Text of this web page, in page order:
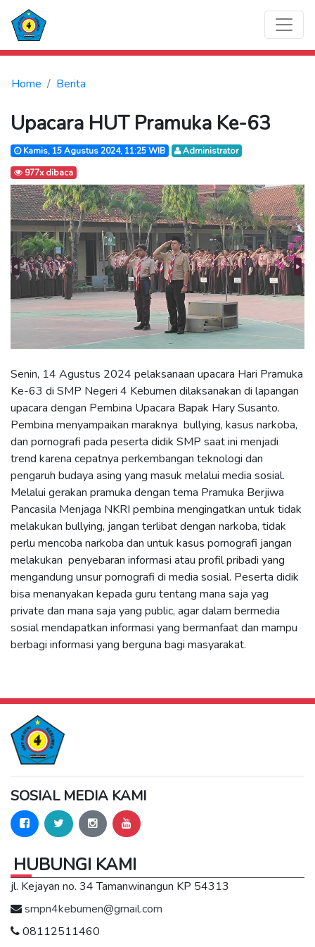
Home Berita
Upacara HUT Pramuka Ke-63
Kamis, 15 Agustus 2024, 11:25 WIB
Administrator
977x dibaca
Senin, 14 Agustus 2024 pelaksanaan upacara Hari Pramuka
Ke-63 di SMP Negeri 4 Kebumen dilaksanakan di lapangan
upacara dengan Pembina Upacara Bapak Hary Susanto.
Pembina menyampaikan maraknya bullying, kasus narkoba,
dan pornografi pada peserta didik SMP saat ini menjadi
trend karena cepatnya perkembangan teknologi dan
pengaruh budaya asing yang masuk melalui media sosial.
Melalui gerakan pramuka dengan tema Pramuka Berjiwa
Pancasila Menjaga NKRI pembina mengingatkan untuk tidak
melakukan bullying, jangan terlibat dengan narkoba, tidak
perlu mencoba narkoba dan untuk kasus pornografi jangan
melakukan penyebaran informasi atau profil pribadi yang
mengandung unsur pornografi di media sosial. Peserta didik
bisa menanyakan kepada guru tentang mana saja yag
private dan mana saja yang public, agar dalam bermedia
sosial mendapatkan informasi yang bermanfaat dan mampu
berbagi informasi yang berguna bagi masyarakat.
SOSIAL MEDIA KAMI
HUBUNGI KAMI
jl. Kejayan no. 34 Tamanwinangun KP 54313
smpn4kebumen@gmail.com
08112511460